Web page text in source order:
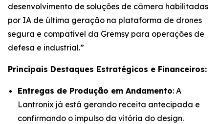
desenvolvimento de soluções de câmera habilitadas
por IA de última geração na plataforma de drones
segura e compatível da Gremsy para operações de
defesa e industrial.”
Principais Destaques Estratégicos e Financeiros:
Entregas de Produção em Andamento: A
Lantronix já está gerando receita antecipada e
confirmando o impulso da vitória do design.